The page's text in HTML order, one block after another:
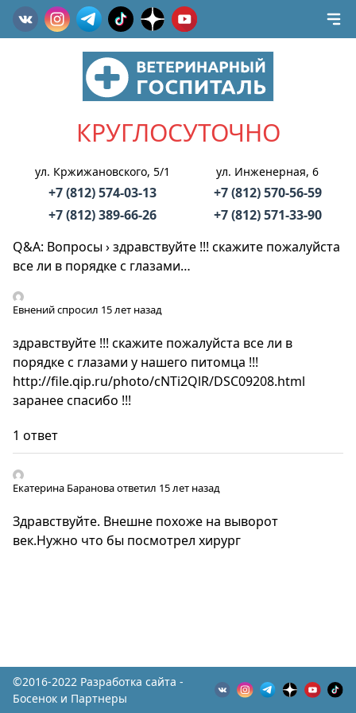
КРУГЛОСУТОЧНО
ул. Кржижановского, 5/1
+7 (812) 574-03-13
+7 (812) 389-66-26
ул. Инженерная, 6
+7 (812) 570-56-59
+7 (812) 571-33-90
Q&A: Вопросы›здравствуйте !!! скажите пожалуйста
все ли в порядке с глазами…
Евненийспросил 15 лет назад
здравствуйте !!! скажите пожалуйста все ли в
порядке с глазами у нашего питомца !!!
http://file.qip.ru/photo/cNTi2QlR/DSC09208.html
заранее спасибо !!!
1 ответ
Екатерина Барановаответил 15 лет назад
Здравствуйте. Внешне похоже на выворот
век.Нужно что бы посмотрел хирург
©2016-2022 Разработка сайта -
Босенок и Партнеры